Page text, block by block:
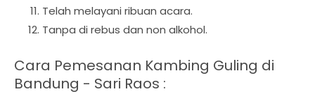
Telah melayani ribuan acara.
Tanpa di rebus dan non alkohol.
Cara Pemesanan Kambing Guling di
Bandung - Sari Raos :